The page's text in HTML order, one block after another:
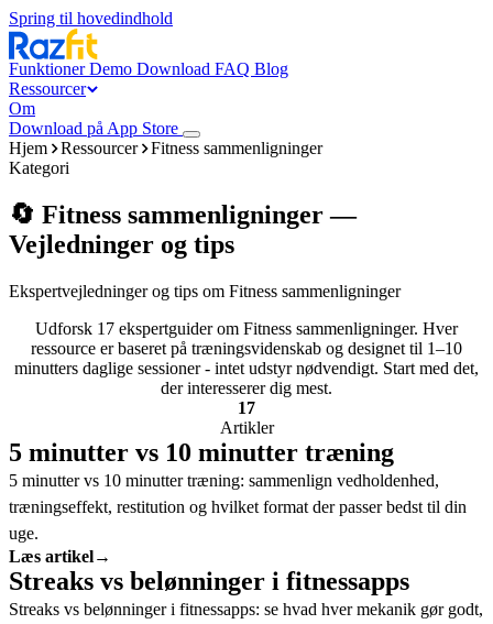
Spring til hovedindhold
FunktionerDemo Download FAQ Blog
Ressourcer
Om
Download på App Store
Hjem
Ressourcer
Fitness sammenligninger
Kategori
🔄 Fitness sammenligninger —
Vejledninger og tips
Ekspertvejledninger og tips om Fitness sammenligninger
Udforsk 17 ekspertguider om Fitness sammenligninger. Hver
ressource er baseret på træningsvidenskab og designet til 1–10
minutters daglige sessioner - intet udstyr nødvendigt. Start med det,
der interesserer dig mest.
17
Artikler
5 minutter vs 10 minutter træning
5 minutter vs 10 minutter træning: sammenlign vedholdenhed,
træningseffekt, restitution og hvilket format der passer bedst til din
uge.
Læs artikel→
Streaks vs belønninger i fitnessapps
Streaks vs belønninger i fitnessapps: se hvad hver mekanik gør godt,